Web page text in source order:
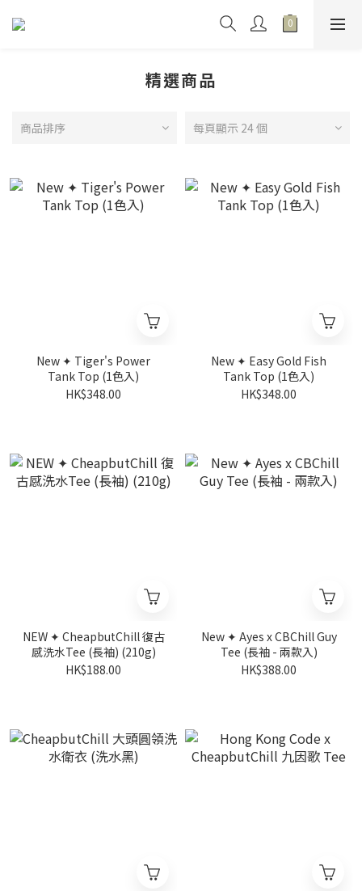
精選商品
商品排序 每頁顯示 24 個
New ✦ Tiger's Power
Tank Top (1色入)
HK$348.00
New ✦ Easy Gold Fish
Tank Top (1色入)
HK$348.00
NEW ✦ CheapbutChill 復古
感洗水Tee (長袖) (210g)
HK$188.00
New ✦ Ayes x CBChill Guy
Tee (長袖 - 兩款入)
HK$388.00